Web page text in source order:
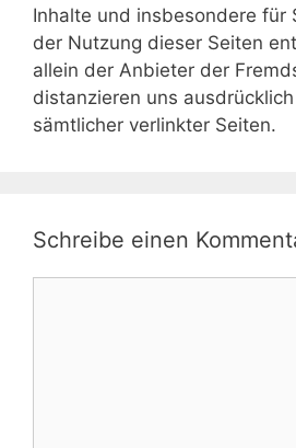
Inhalte und insbesondere für
der Nutzung dieser Seiten
allein der Anbieter der
distanzieren uns
sämtlicher verlinkter Seiten.
Schreibe einen